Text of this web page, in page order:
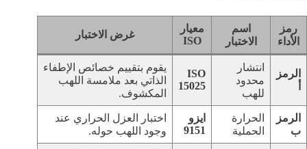
رمز
الأداء
اسم
الاختبار
معيار
ISO
غرض الاختبار
الرمز
انتشار
محدود
للهب
ISO
15025
يقوم بتقييم خصائص الإطفاء
الذاتي بعد ملامسة اللهب
المكشوف.
الرمز
ب
الحرارة
الحملية
ايزو
9151
اختبار العزل الحراري عند
وجود اللهب حوله.